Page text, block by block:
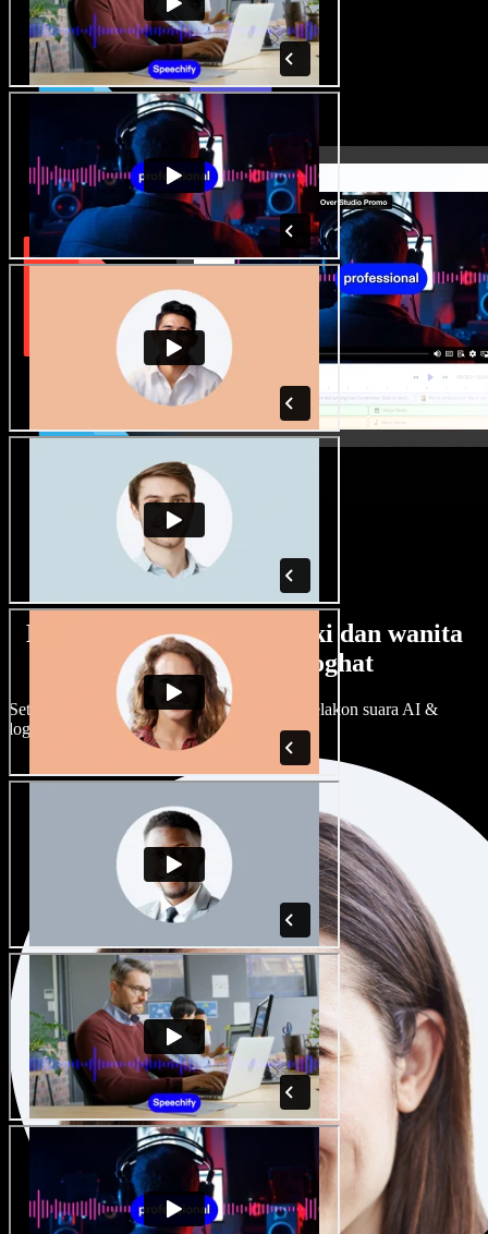
Banyak pilihan suara lelaki dan wanita
dengan pelbagai loghat
Setiap projek boleh jadi unik. Pilih ratusan pelakon suara AI &
loghat, laraskan ikut cita rasa anda.